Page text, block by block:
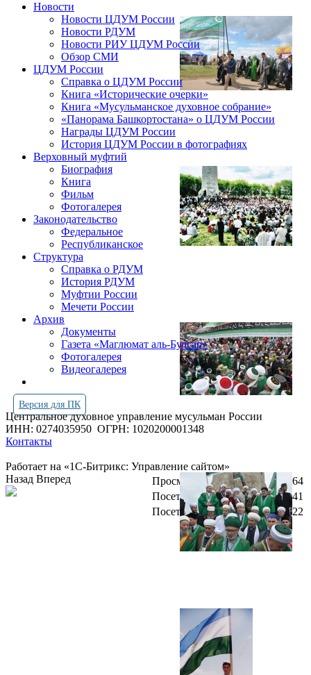
Новости
Новости ЦДУМ России
Новости РДУМ
Новости РИУ ЦДУМ России
Обзор СМИ
ЦДУМ России
Справка о ЦДУМ России
Книга «Исторические очерки»
Книга «Мусульманское духовное собрание»
«Панорама Башкортостана» о ЦДУМ России
Награды ЦДУМ России
История ЦДУМ России в фотографиях
Верховный муфтий
Биография
Книга
Фильм
Фотогалерея
Законодательство
Федеральное
Республиканское
Структура
Справка о РДУМ
История РДУМ
Муфтии России
Мечети России
Архив
Документы
Газета «Маглюмат аль-Булгар»
Фотогалерея
Видеогалерея
Версия для ПК
Центральное духовное управление мусульман России
ИНН: 0274035950 ОГРН: 1020200001348
Контакты
Работает на «1С-Битрикс: Управление сайтом»
Просмотров всего:
4244864
Посетителей сегодня:
1741
Посетителей в онлайн:
22
Назад Вперед